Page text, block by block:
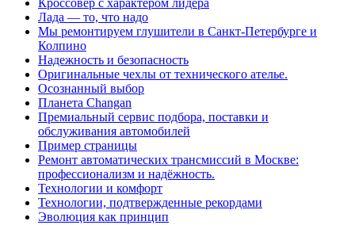
Кроссовер с характером лидера
Лада — то, что надо
Мы ремонтируем глушители в Санкт-Петербурге и
Колпино
Надежность и безопасность
Оригинальные чехлы от технического ателье.
Осознанный выбор
Планета Changan
Премиальный сервис подбора, поставки и
обслуживания автомобилей
Пример страницы
Ремонт автоматических трансмиссий в Москве:
профессионализм и надёжность.
Технологии и комфорт
Технологии, подтвержденные рекордами
Эволюция как принцип